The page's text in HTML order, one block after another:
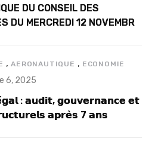
DU CONSEIL DES
DU MERCREDI 12 NOVEMBRE
,AERONAUTIQUE , ECONOMIE
6, 2025
: 𝗮𝘂𝗱𝗶𝘁, 𝗴𝗼𝘂𝘃𝗲𝗿𝗻𝗮𝗻𝗰𝗲 𝗲𝘁
𝗮𝗽𝗿𝗲̀𝘀 7 𝗮𝗻𝘀